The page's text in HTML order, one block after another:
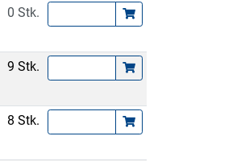
0 Stk.
9 Stk.
8 Stk.